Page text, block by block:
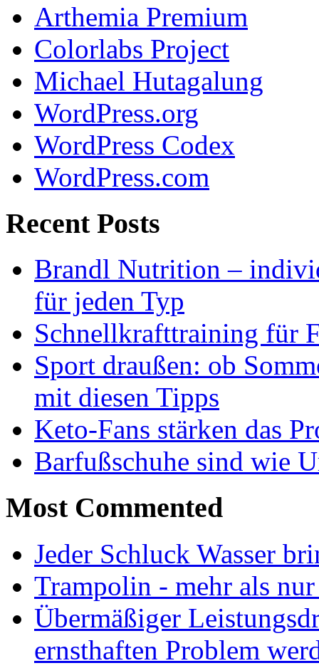
Arthemia Premium
Colorlabs Project
Michael Hutagalung
WordPress.org
WordPress Codex
WordPress.com
Recent Posts
Brandl Nutrition –
für jeden Typ
Schnellkrafttraining für
Sport draußen: ob
mit diesen Tipps
Keto-Fans stärken das
Barfußschuhe sind wie
Most Commented
Jeder Schluck Wasser
Trampolin - mehr als
Übermäßiger
ernsthaften Problem